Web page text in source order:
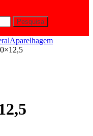
Pesquisa
Aparelhagem